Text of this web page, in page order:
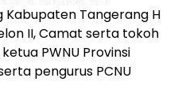
Kabupaten Tangerang H
II, Camat serta tokoh
PWNU Provinsi
pengurus PCNU